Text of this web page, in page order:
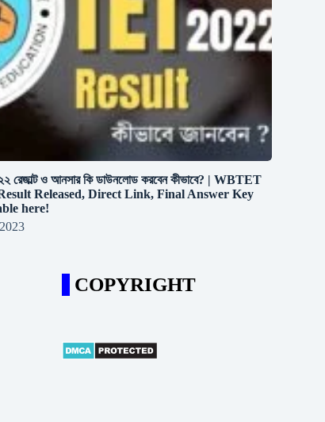
রেজাল্ট ও আনসার কি ডাউনলোড করবেন কীভাবে? | WBTET
Released, Direct Link, Final Answer Key
here!
COPYRIGHT